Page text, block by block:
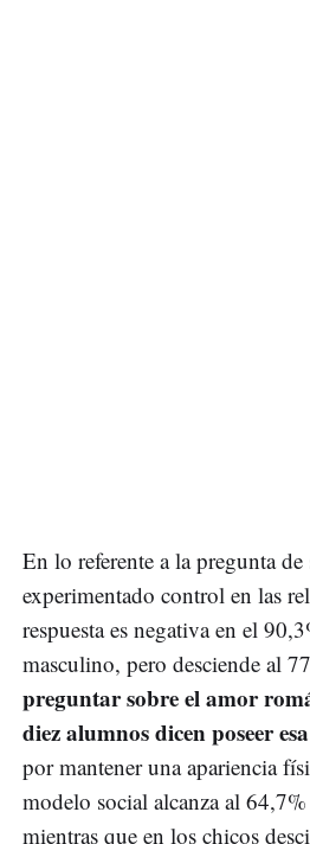
En lo referente a la pregunta de
experimentado control en las
respuesta es negativa en el
masculino, pero desciende al
preguntar sobre el amor
diez alumnos dicen poseer
por mantener una apariencia
modelo social alcanza al 64,7%
mientras que en los chicos